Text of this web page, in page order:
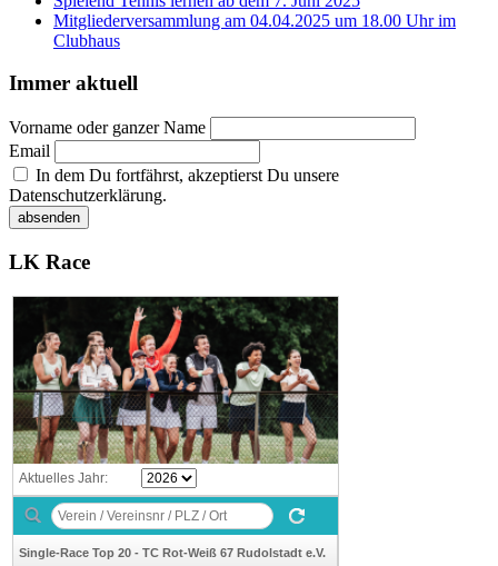
Mitgliederversammlung am 04.04.2025 um 18.00 Uhr im
Clubhaus
Immer aktuell
Vorname oder ganzer Name
Email
In dem Du fortfährst, akzeptierst Du unsere
Datenschutzerklärung.
LK Race